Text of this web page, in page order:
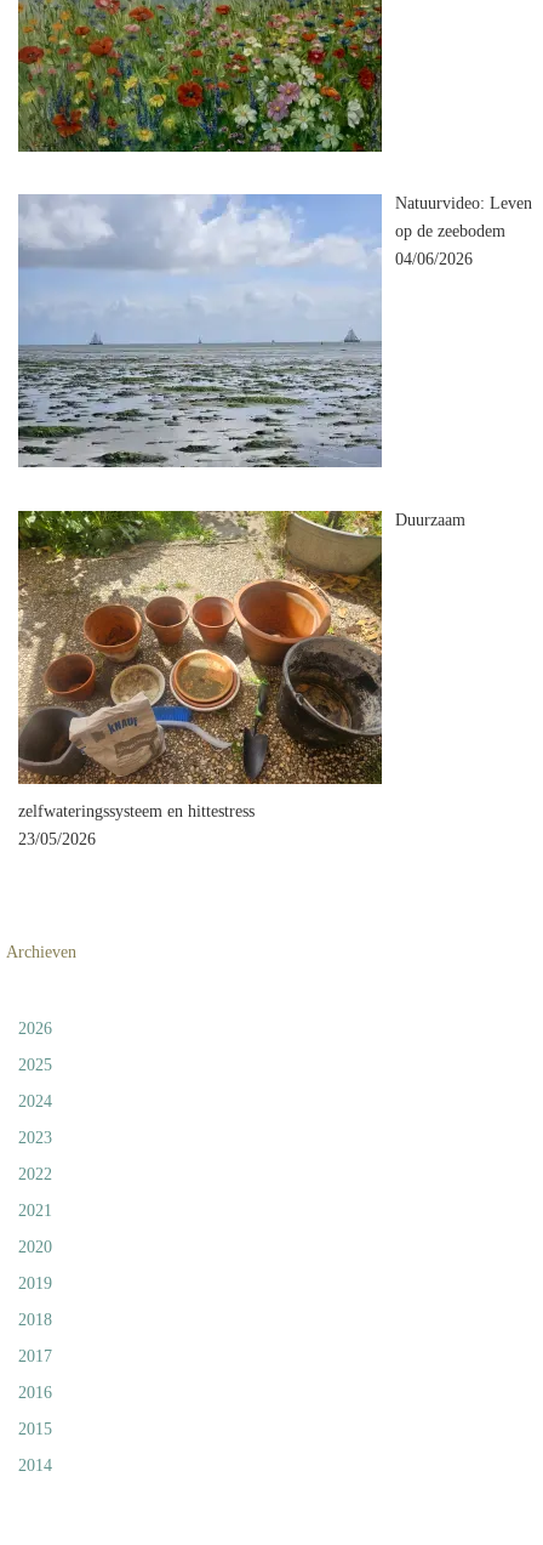
Natuurvideo: Leven
op de zeebodem
04/06/2026
Duurzaam
zelfwateringssysteem en hittestress
23/05/2026
Archieven
2026
2025
2024
2023
2022
2021
2020
2019
2018
2017
2016
2015
2014